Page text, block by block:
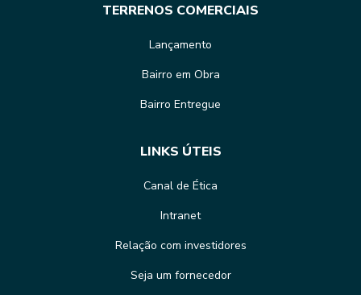
TERRENOS COMERCIAIS
Lançamento
Bairro em Obra
Bairro Entregue
LINKS ÚTEIS
Canal de Ética
Intranet
Relação com investidores
Seja um fornecedor